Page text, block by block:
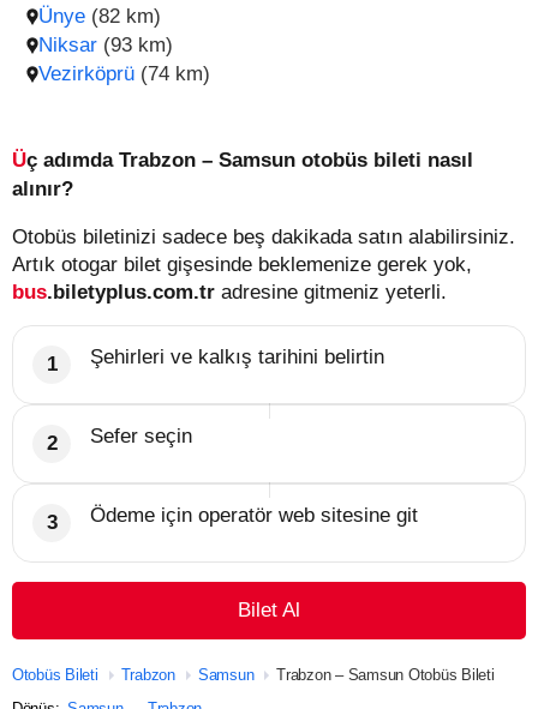
Ünye (82 km)
Niksar (93 km)
Vezirköprü (74 km)
Üç adımda Trabzon – Samsun otobüs bileti nasıl
alınır?
Otobüs biletinizi sadece beş dakikada satın alabilirsiniz.
Artık otogar bilet gişesinde beklemenize gerek yok,
bus.biletyplus.com.tr adresine gitmeniz yeterli.
Şehirleri ve kalkış tarihini belirtin
Sefer seçin
Ödeme için operatör web sitesine git
Bilet Al
Otobüs Bileti Trabzon Samsun
Trabzon – Samsun Otobüs Bileti